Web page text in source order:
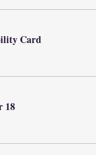
Card
18